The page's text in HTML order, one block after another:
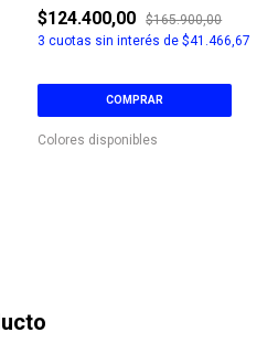
$124.400,00
$165.900,00
3 cuotas sin interés de$41.466,67
COMPRAR
Colores disponibles